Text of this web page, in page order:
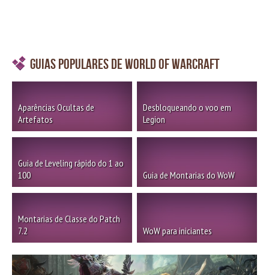
Guias Populares de World of Warcraft
Aparências Ocultas de
Artefatos
Desbloqueando o voo em
Legion
Guia de Leveling rápido do 1 ao
100
Guia de Montarias do WoW
Montarias de Classe do Patch
7.2
WoW para iniciantes